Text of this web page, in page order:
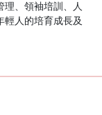
、領袖培訓、人
輕人的培育成長及